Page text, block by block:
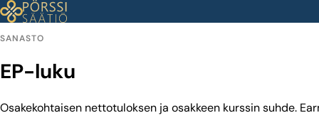
Siirry
sisältöön
SANASTO
EP-luku
Osakekohtaisen nettotuloksen ja osakkeen kurssin suhde.